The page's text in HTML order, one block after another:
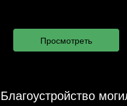
Благоустройство